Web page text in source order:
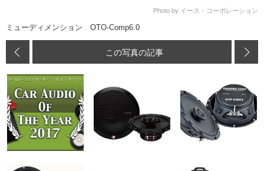
Photo by イース・コーポレーション
ミューディメンション OTO-Comp6.0
この写真の記事